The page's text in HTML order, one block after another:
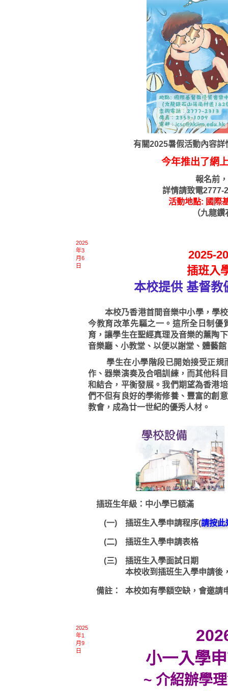
有關2025暑假活動內容
今年推出了網
報名前
詳情請致電2777-
活動地點: 國際
（九龍
2025
年3
月6
日
2025-
插班入
本校提供 基督教
本校乃香港首間音樂中小學，學校
今教育改革先驅之一。這所全日制優
育，讓學生在聖經真理及音樂的薰陶
音樂廳、小教堂、以便以謝堂、體藝
學生在小學階段已開始接受正規
作、器樂演奏及合唱訓練，而其他科
和結合，平衡發展。我們期望為香港
們不但有良好的學術修養、豐富的創
教會，成為廿一世紀的優秀人材。
插班生年級：中小學已額滿
(一) 插班生入學申請程序(請按此
(二) 插班生入學申請表格
(三)
插班生入學面試日期
本校收到插班生入學申請後
備註： 本校如有學額空缺，會邀請
2025
年1
月9
日
小一入學
~ 介紹辦學